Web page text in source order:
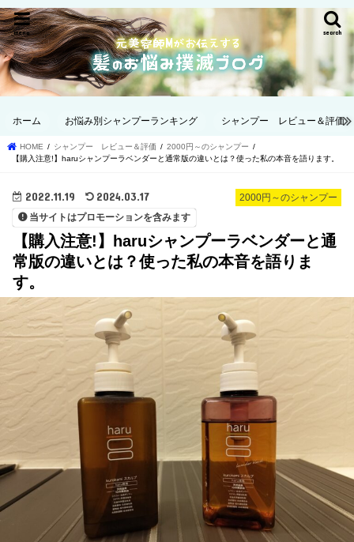
search
menu
ホーム お悩み別シャンプーランキング シャンプー レビュー＆評価
HOME シャンプー レビュー＆評価
2000円～のシャンプー
【購入注意!】haruシャンプーラベンダーと通常版の違いとは？使った私の本音を語ります。
2000円～のシャンプー
2022.11.19 2024.03.17
当サイトはプロモーションを含みます
【購入注意!】haruシャンプーラベンダーと通
常版の違いとは？使った私の本音を語りま
す。